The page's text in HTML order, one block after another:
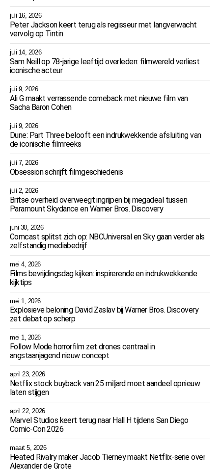
juli 16, 2026
Peter Jackson keert terug als regisseur met langverwacht
vervolg op Tintin
juli 14, 2026
Sam Neill op 78-jarige leeftijd overleden: filmwereld verliest
iconische acteur
juli 9, 2026
Ali G maakt verrassende comeback met nieuwe film van
Sacha Baron Cohen
juli 9, 2026
Dune: Part Three belooft een indrukwekkende afsluiting van
de iconische filmreeks
juli 7, 2026
Obsession schrijft filmgeschiedenis
juli 2, 2026
Britse overheid overweegt ingrijpen bij megadeal tussen
Paramount Skydance en Warner Bros. Discovery
juni 30, 2026
Comcast splitst zich op: NBCUniversal en Sky gaan verder als
zelfstandig mediabedrijf
mei 4, 2026
Films bevrijdingsdag kijken: inspirerende en indrukwekkende
kijktips
mei 1, 2026
Explosieve beloning David Zaslav bij Warner Bros. Discovery
zet debat op scherp
mei 1, 2026
Follow Mode horrorfilm zet drones centraal in
angstaanjagend nieuw concept
april 23, 2026
Netflix stock buyback van 25 miljard moet aandeel opnieuw
laten stijgen
april 22, 2026
Marvel Studios keert terug naar Hall H tijdens San Diego
Comic-Con 2026
maart 5, 2026
Heated Rivalry maker Jacob Tierney maakt Netflix-serie over
Alexander de Grote